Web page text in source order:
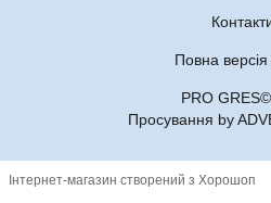
Повна версія
PRO
Просування by
Інтернет-магазин створений з Хорошоп